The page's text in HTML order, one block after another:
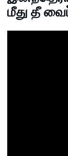
மீது தீ